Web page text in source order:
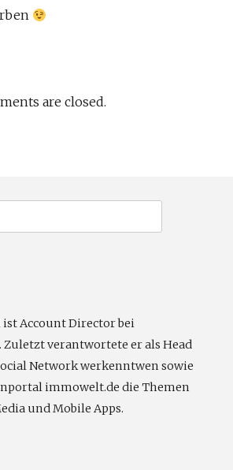
are closed.
ist Account Director bei
Zuletzt verantwortete er als Head
Network werkenntwen sowie
immowelt.de die Themen
und Mobile Apps.